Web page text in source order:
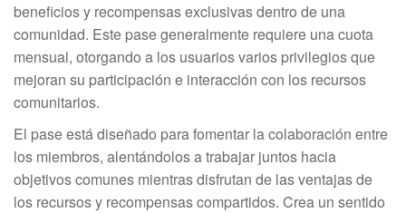
beneficios y recompensas exclusivas dentro de una
comunidad. Este pase generalmente requiere una cuota
mensual, otorgando a los usuarios varios privilegios que
mejoran su participación e interacción con los recursos
comunitarios.
El pase está diseñado para fomentar la colaboración entre
los miembros, alentándolos a trabajar juntos hacia
objetivos comunes mientras disfrutan de las ventajas de
los recursos y recompensas compartidos. Crea un sentido